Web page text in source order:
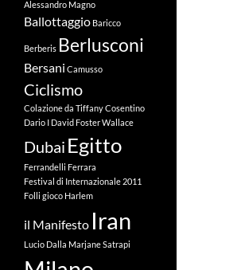
Alessandro Magno
Ballottaggio Baricco
Berberis Berlusconi
Bersani Camusso
Ciclismo
Colazione da TiffanyCosentino
Dario I David Foster Wallace
Dubai Egitto
Ferrandelli Ferrara
Festival di Internazionale 2011
Folli gioco Harlem
il Manifesto Iran
Lucio Dalla Marjane Satrapi